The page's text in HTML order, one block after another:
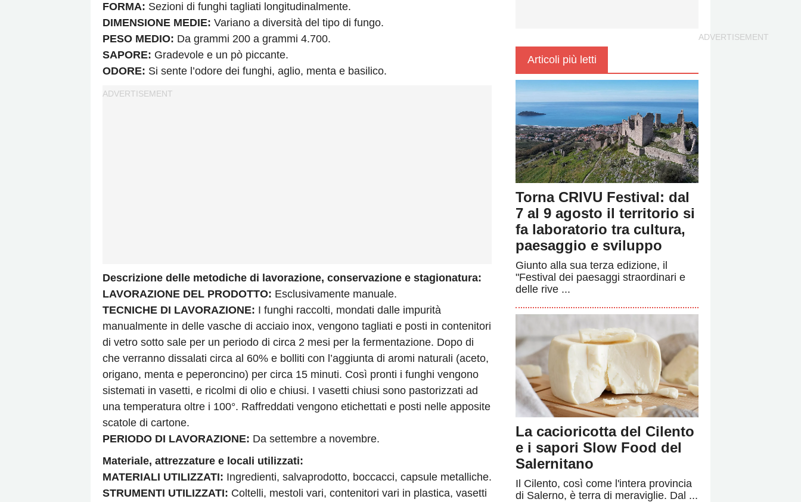
FORMA: Sezioni di funghi tagliati longitudinalmente.
DIMENSIONE MEDIE: Variano a diversità del tipo di fungo.
PESO MEDIO: Da grammi 200 a grammi 4.700.
SAPORE: Gradevole e un pò piccante.
ODORE: Si sente l’odore dei funghi, aglio, menta e basilico.
Descrizione delle metodiche di lavorazione, conservazione e stagionatura:
LAVORAZIONE DEL PRODOTTO: Esclusivamente manuale.
TECNICHE DI LAVORAZIONE: I funghi raccolti, mondati dalle impurità
manualmente in delle vasche di acciaio inox, vengono tagliati e posti in contenitori
di vetro sotto sale per un periodo di circa 2 mesi per la fermentazione. Dopo di
che verranno dissalati circa al 60% e bolliti con l’aggiunta di aromi naturali (aceto,
origano, menta e peperoncino) per circa 15 minuti. Così pronti i funghi vengono
sistemati in vasetti, e ricolmi di olio e chiusi. I vasetti chiusi sono pastorizzati ad
una temperatura oltre i 100°. Raffreddati vengono etichettati e posti nelle apposite
scatole di cartone.
PERIODO DI LAVORAZIONE: Da settembre a novembre.
Materiale, attrezzature e locali utilizzati:
MATERIALI UTILIZZATI: Ingredienti, salvaprodotto, boccacci, capsule metalliche.
STRUMENTI UTILIZZATI: Coltelli, mestoli vari, contenitori vari in plastica, vasetti
Articoli più letti
Torna CRIVU Festival: dal
7 al 9 agosto il territorio si
fa laboratorio tra cultura,
paesaggio e sviluppo
Giunto alla sua terza edizione, il
"Festival dei paesaggi straordinari e
delle rive ...
La cacioricotta del Cilento
e i sapori Slow Food del
Salernitano
Il Cilento, così come l'intera provincia
di Salerno, è terra di meraviglie. Dal ...